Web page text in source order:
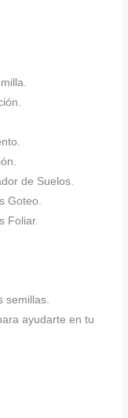
de Suelos.
Goteo.
Foliar.
semillas.
ayudarte en tu